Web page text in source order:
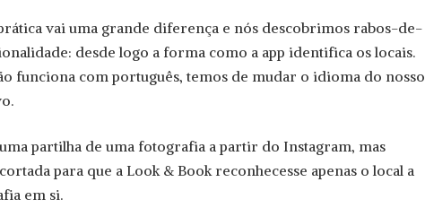
vai uma grande diferença e nós descobrimos rabos-de-
desde logo a forma como a app identifica os locais.
funciona com português, temos de mudar o idioma do nosso
partilha de uma fotografia a partir do Instagram, mas
para que a Look & Book reconhecesse apenas o local a
em si.